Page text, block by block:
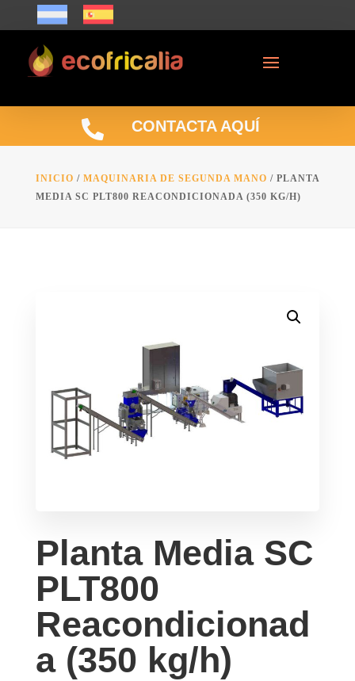
 CONTACTA AQUÍ
INICIO / MAQUINARIA DE SEGUNDA MANO / PLANTA
MEDIA SC PLT800 REACONDICIONADA (350 KG/H)
Planta Media SC
PLT800
Reacondicionad
a (350 kg/h)